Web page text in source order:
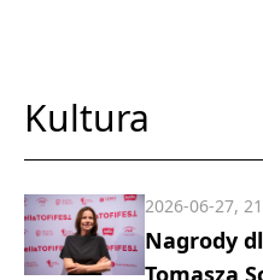
Kultura
Nagrody
Tomasza
2026-06-27,